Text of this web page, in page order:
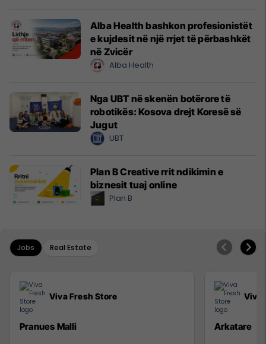
Alba Health bashkon profesionistët
e kujdesit në një rrjet të përbashkët
në Zvicër
Alba Health
Nga UBT në skenën botërore të
robotikës: Kosova drejt Koresë së
Jugut
UBT
Plan B Creative rrit ndikimin e
biznesit tuaj online
Plan B
Jobs Real Estate
Viva Fresh Store
Pranues Malli
Viva
Arkatare